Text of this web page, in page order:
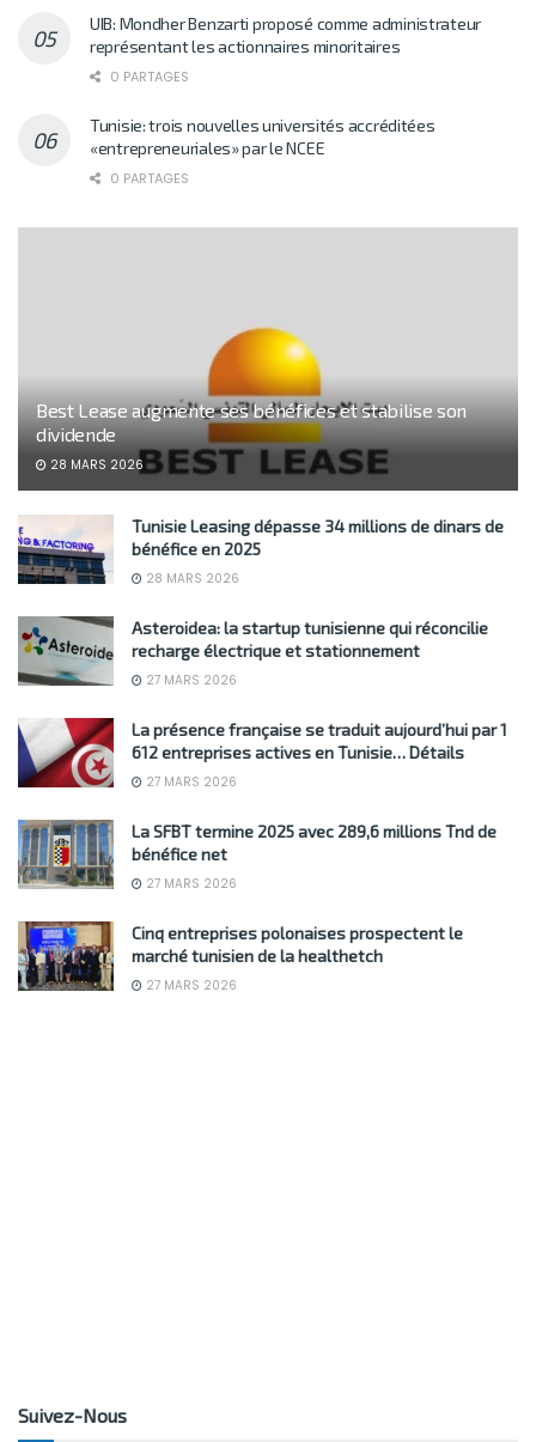
UIB: Mondher Benzarti proposé comme administrateur
représentant les actionnaires minoritaires
0 PARTAGES
Tunisie: trois nouvelles universités accréditées
«entrepreneuriales» par le NCEE
0 PARTAGES
Best Lease augmente ses bénéfices et stabilise son
dividende
28 MARS 2026
Tunisie Leasing dépasse 34 millions de dinars de
bénéfice en 2025
28 MARS 2026
Asteroidea: la startup tunisienne qui réconcilie
recharge électrique et stationnement
27 MARS 2026
La présence française se traduit aujourd’hui par 1
612 entreprises actives en Tunisie… Détails
27 MARS 2026
La SFBT termine 2025 avec 289,6 millions Tnd de
bénéfice net
27 MARS 2026
Cinq entreprises polonaises prospectent le
marché tunisien de la healthetch
27 MARS 2026
Suivez-Nous